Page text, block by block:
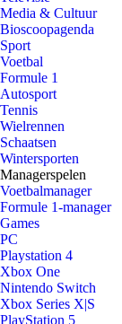
Media & Cultuur
Bioscoopagenda
Sport
Voetbal
Formule 1
Autosport
Tennis
Wielrennen
Schaatsen
Wintersporten
Managerspelen
Voetbalmanager
Formule 1-manager
Games
PC
Playstation 4
Xbox One
Nintendo Switch
Xbox Series X|S
PlayStation 5